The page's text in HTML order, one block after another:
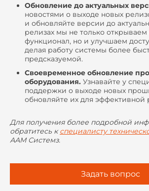
Обновление до актуальных
новостями о выходе новых
и обновляйте версии до
релизах мы не только
функционал, но и улучшаем
делая работу системы более
предсказуемой.
Своевременное обновление
оборудования. Узнавайте у
поддержки о выходе новых
обновляйте их для эффективной
Для получения более подробной
обратитесь кспециалисту
ААМ Системз.
Задать вопрос